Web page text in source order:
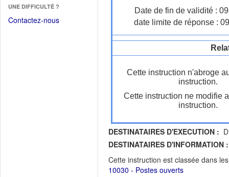
fenêtre)
une
nouvelle
UNE DIFFICULTÉ ?
Contactez-nous
Date de fin de validité :
date limite de réponse :
Cette instruction n'abroge
instruction.
Cette instruction ne modifie
instruction.
DESTINATAIRES D'EXECUTION :
DESTINATAIRES D'INFORMATION :
Cette instruction est classée dans
10030 - Postes ouverts